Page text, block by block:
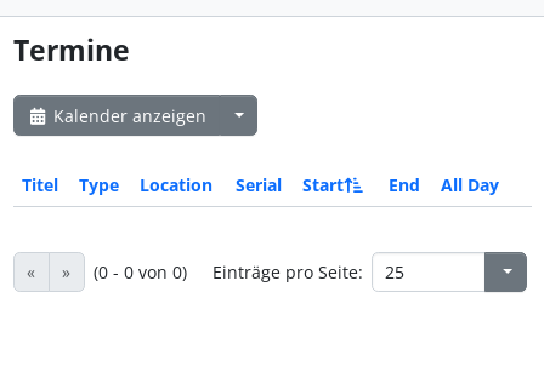
Termine
Kalender anzeigen
Titel Type Location Serial Start End All Day
« » (0 - 0 von 0) Einträge pro Seite: